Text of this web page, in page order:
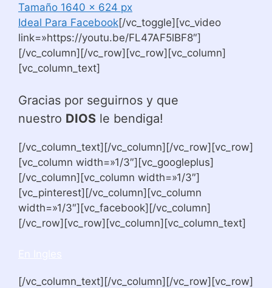
Tamaño 1640 x 624 px
Ideal Para Facebook[/vc_toggle][vc_video
link=»https://youtu.be/FL47AF5lBF8″]
[/vc_column][/vc_row][vc_row][vc_column]
[vc_column_text]
Gracias por seguirnos y que
nuestro DIOS le bendiga!
[/vc_column_text][/vc_column][/vc_row][vc_row]
[vc_column width=»1/3″][vc_googleplus]
[/vc_column][vc_column width=»1/3″]
[vc_pinterest][/vc_column][vc_column
width=»1/3″][vc_facebook][/vc_column]
[/vc_row][vc_row][vc_column][vc_column_text]
[/vc_column_text][/vc_column][/vc_row][vc_row]